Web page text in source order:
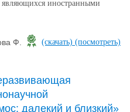
иностранными
Ф. (скачать) (посмотреть)
далекий и близкий»